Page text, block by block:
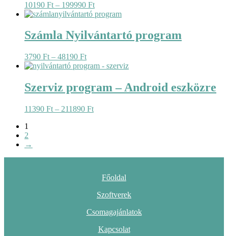
10190 Ft – 199990 FtÁrtartomány:
10190 Ft
199990 Ft
Számla Nyilvántartó program
3790 Ft – 48190 FtÁrtartomány:
3790 Ft
48190 Ft
Szerviz program – Android eszközre
11390 Ft – 211890 FtÁrtartomány:
1
2
→
Főoldal
Szoftverek
Csomagajánlatok
Kapcsolat